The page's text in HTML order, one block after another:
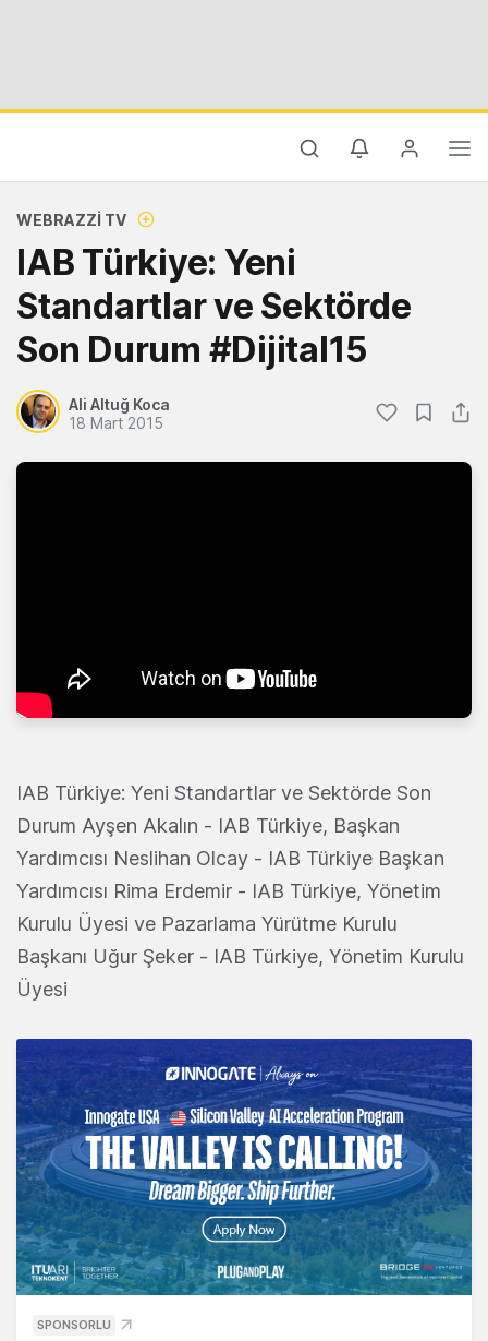
WEBRAZZI TV
IAB Türkiye: Yeni
Standartlar ve Sektörde
Son Durum #Dijital15
Ali Altuğ Koca
18 Mart 2015
IAB Türkiye: Yeni Standartlar ve Sektörde Son
Durum Ayşen Akalın - IAB Türkiye, Başkan
Yardımcısı Neslihan Olcay - IAB Türkiye Başkan
Yardımcısı Rima Erdemir - IAB Türkiye, Yönetim
Kurulu Üyesi ve Pazarlama Yürütme Kurulu
Başkanı Uğur Şeker - IAB Türkiye, Yönetim Kurulu
Üyesi
SPONSORLU